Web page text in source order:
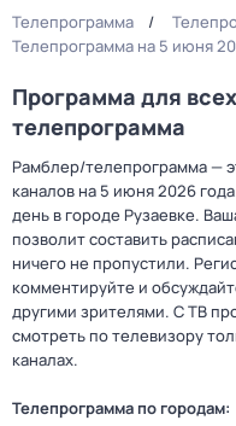
Телепрограмма
Телепрограмма на 5 июня
Программа для
телепрограмма
Рамблер/телепрограмма —
каналов на 5 июня 2026
день в городе Рузаевке.
позволит составить
ничего не пропустили.
комментируйте и
другими зрителями. С ТВ
смотреть по телевизору
каналах.
Телепрограмма по городам: